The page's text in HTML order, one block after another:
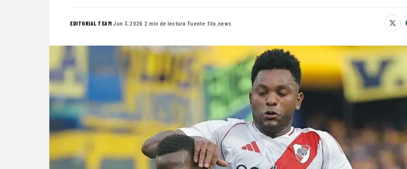
EDITORIAL TEAM·Jun 3, 2026 ·2 min de lectura ·Fuente:filo.news